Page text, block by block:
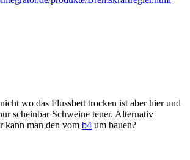
wo das Flussbett trocken ist aber hier und
scheinbar Schweine teuer. Alternativ
kann man den vom b4 um bauen?